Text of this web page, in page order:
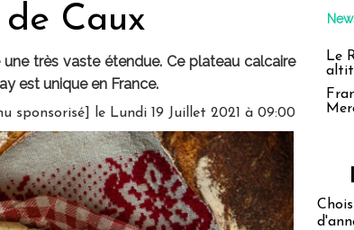
Caux
très vaste étendue. Ce plateau calcaire
est unique en France.
sponsorisé] le Lundi 19 Juillet 2021 à 09:00
Le